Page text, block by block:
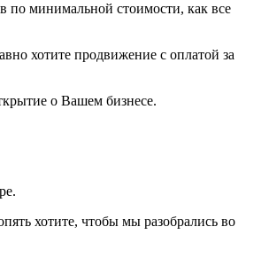
по минимальной стоимости, как все
хотите продвижение с оплатой за
о Вашем бизнесе.
хотите, чтобы мы разобрались во